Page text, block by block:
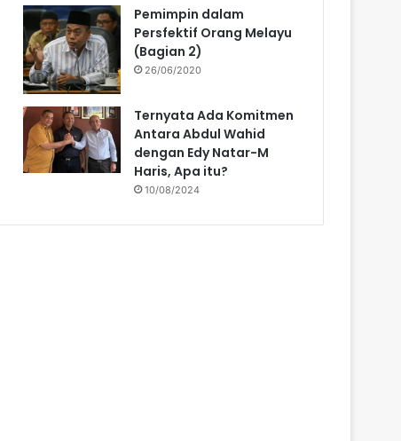
Pemimpin dalam
Persfektif Orang Melayu
(Bagian 2)
26/06/2020
Ternyata Ada Komitmen
Antara Abdul Wahid
dengan Edy Natar-M
Haris, Apa itu?
10/08/2024